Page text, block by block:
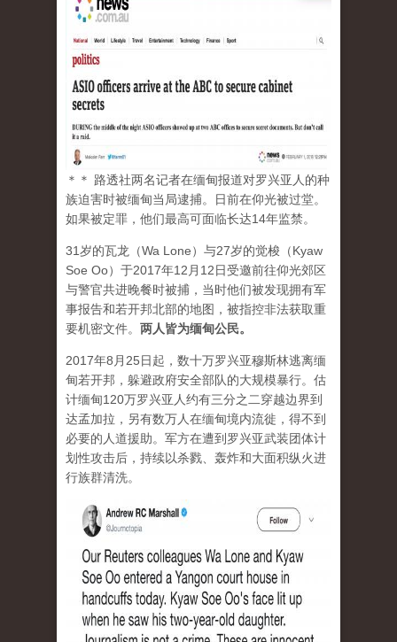
＊＊ 路透社两名记者在缅甸报道对罗兴亚人的种
族迫害时被缅甸当局逮捕。日前在仰光被过堂。
如果被定罪，他们最高可面临长达14年监禁。
31岁的瓦龙（Wa Lone）与27岁的觉梭（Kyaw
Soe Oo）于2017年12月12日受邀前往仰光郊区
与警官共进晚餐时被捕，当时他们被发现拥有军
事报告和若开邦北部的地图，被指控非法获取重
要机密文件。 两人皆为缅甸公民。
2017年8月25日起，数十万罗兴亚穆斯林逃离缅
甸若开邦，躲避政府安全部队的大规模暴行。估
计缅甸120万罗兴亚人约有三分之二穿越边界到
达孟加拉，另有数万人在缅甸境内流徙，得不到
必要的人道援助。军方在遭到罗兴亚武装团体计
划性攻击后，持续以杀戮、轰炸和大面积纵火进
行族群清洗。